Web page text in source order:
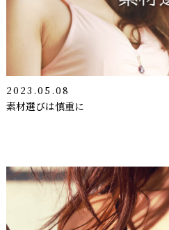
2023.05.08
素材選びは慎重に